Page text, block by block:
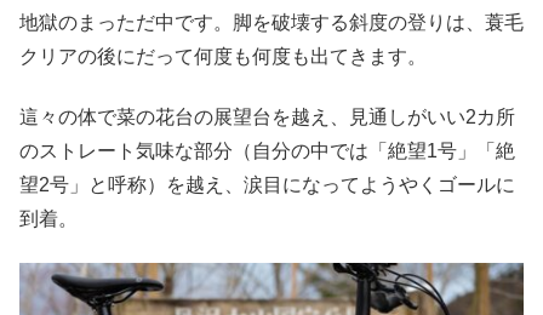
地獄のまっただ中です。脚を破壊する斜度の登りは、蓑毛
クリアの後にだって何度も何度も出てきます。
這々の体で菜の花台の展望台を越え、見通しがいい2カ所
のストレート気味な部分（自分の中では「絶望1号」「絶
望2号」と呼称）を越え、涙目になってようやくゴールに
到着。